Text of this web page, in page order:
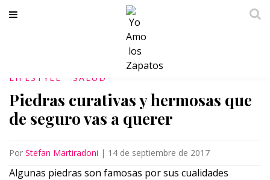
LIFESTYLE SALUD
Piedras curativas y hermosas que
de seguro vas a querer
Por Stefan Martiradoni | 14 de septiembre de 2017
Algunas piedras son famosas por sus cualidades